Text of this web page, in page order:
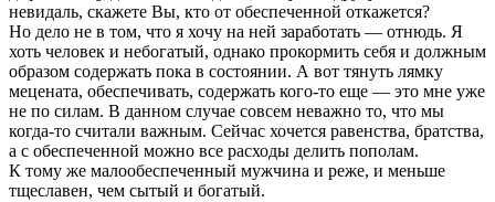
невидаль, скажете Вы, кто от обеспеченной откажется?
Но дело не в том, что я хочу на ней заработать — отнюдь. Я
хоть человек и небогатый, однако прокормить себя и должным
образом содержать пока в состоянии. А вот тянуть лямку
мецената, обеспечивать, содержать кого-то еще — это мне уже
не по силам. В данном случае совсем неважно то, что мы
когда-то считали важным. Сейчас хочется равенства, братства,
а с обеспеченной можно все расходы делить пополам.
К тому же малообеспеченный мужчина и реже, и меньше
тщеславен, чем сытый и богатый.